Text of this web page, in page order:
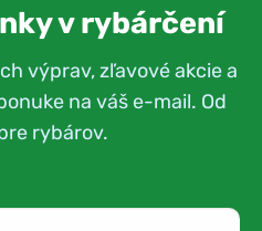
v rybárčení
výprav, zľavové akcie a
na váš e-mail. Od
rybárov.